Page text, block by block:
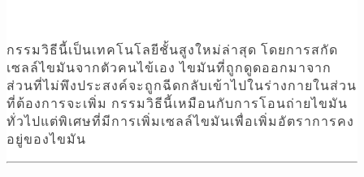
กรรมวิธีนี้เป็นเทคโนโลยีชั้นสูงใหม่ล่าสุด โดยการสกัด
เซลล์ไขมันจากตัวคนไข้เอง ไขมันที่ถูกดูดออกมาจาก
ส่วนที่ไม่พึงประสงค์จะถูกฉีดกลับเข้าไปในร่างกายในส่วน
ที่ต้องการจะเพิ่ม กรรมวิธีนี้เหมือนกับการโอนถ่ายไขมัน
ทั่วไปแต่พิเศษที่มีการเพิ่มเซลล์ไขมันเพื่อเพิ่มอัตราการคง
อยู่ของไขมัน